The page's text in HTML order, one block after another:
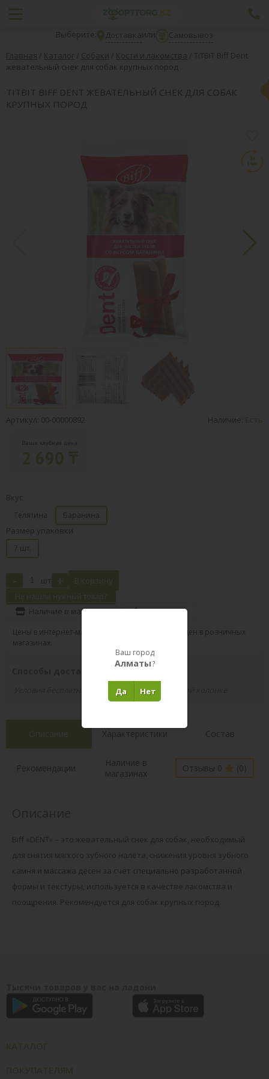
Выберите: Доставкаили
Самовывоз
Главная / Каталог / Собаки / Кости и лакомства / TiTBiT Biff Dent
жевательный снек для собак крупных пород
TITBIT BIFF DENT ЖЕВАТЕЛЬНЫЙ СНЕК ДЛЯ СОБАК
КРУПНЫХ ПОРОД
Артикул: 00-00000892 Наличие: Есть
Ваша клубная цена:
Вкус
Телятина Баранина
Размер упаковки
7 шт.
- шт + В корзину
Не нашли нужный товар?
Наличие в магазинах Поделиться
Цены в интернет-магазине могут отличаться от цен в розничных
магазинах.
Условия бесплатной доставки указаны в правой колонке
Описание Характеристики Состав
Рекомендации
Наличие в
магазинах
Отзывы 0 (0)
Biff «DENT» – это жевательный снек для собак, необходимый
для снятия мягкого зубного налёта, снижения уровня зубного
камня и массажа дёсен за счет специально разработанной
формы и текстуры, используется в качестве лакомства и
поощрения. Рекомендуется для собак крупных пород.
Ваш город
Алматы?
Нет
Да